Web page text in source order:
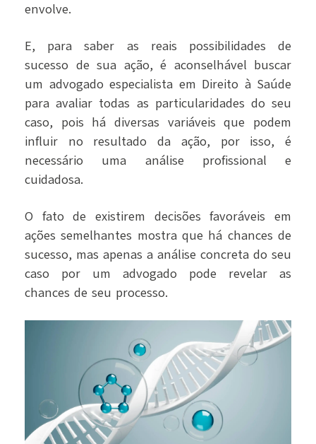
envolve.
E, para saber as reais possibilidades de
sucesso de sua ação, é aconselhável buscar
um advogado especialista em Direito à Saúde
para avaliar todas as particularidades do seu
caso, pois há diversas variáveis que podem
influir no resultado da ação, por isso, é
necessário uma análise profissional e
cuidadosa.
O fato de existirem decisões favoráveis em
ações semelhantes mostra que há chances de
sucesso, mas apenas a análise concreta do seu
caso por um advogado pode revelar as
chances de seu processo.